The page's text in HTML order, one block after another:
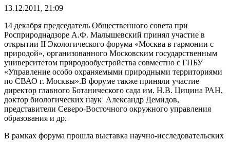
13.12.2011, 21:09
14 декабря председатель Общественного совета при
Росприроднадзоре А.Ф. Малышевский принял участие в
открытии II Экологического форума «Москва в гармонии с
природой», организованного Московским государственным
университетом природообустройства совместно с ГПБУ
«Управление особо охраняемыми природными территориями
по СВАО г. Москвы».В форуме также приняли участие
директор главного Ботанического сада им. Н.В. Цицина РАН,
доктор биологических наук Александр Демидов,
представители Северо-Восточного окружного управления
образования и др.
В рамках форума прошла выставка научно-исследовательских